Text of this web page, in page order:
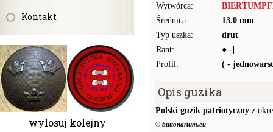
Kontakt
wylosuj kolejny
Wytwórca:
Średnica:
13.0 mm
Typ uszka:
drut
Rant:
●--|
Profil:
( -
Opis guzika
Polski guzik patriotyczny z
© buttonarium.eu